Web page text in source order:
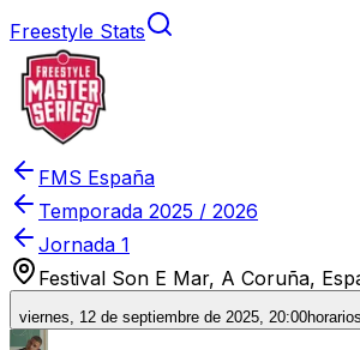
Freestyle Stats
FMS España
Temporada 2025 / 2026
Jornada 1
Festival Son E Mar, A Coruña,
viernes, 12 de septiembre de 2025, 20:00horarios